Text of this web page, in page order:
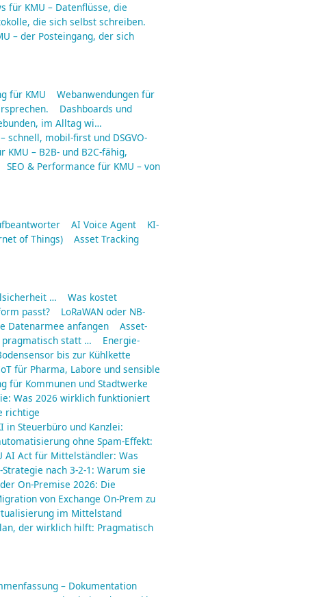
für KMU – Datenflüsse, die
die sich selbst schreiben.
– der Posteingang, der sich
für KMU
Webanwendungen für
Dashboards und
im Alltag wi…
schnell, mobil-first und DSGVO-
KMU – B2B- und B2C-fähig,
SEO & Performance für KMU – von
AI Voice Agent
KI-
of Things)
Asset Tracking
…
Was kostet
passt?
LoRaWAN oder NB-
Datenarmee anfangen
Asset-
pragmatisch statt …
Energie-
bis zur Kühlkette
für Pharma, Labore und sensible
für Kommunen und Stadtwerke
Was 2026 wirklich funktioniert
richtige
in Steuerbüro und Kanzlei:
ohne Spam-Effekt:
AI Act für Mittelständler: Was
Strategie nach 3-2-1: Warum sie
On-Premise 2026: Die
von Exchange On-Prem zu
im Mittelstand
der wirklich hilft: Pragmatisch
– Dokumentation